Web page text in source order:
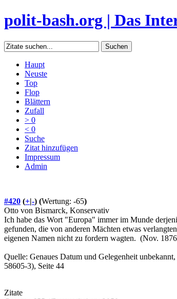
polit-bash.org | Das
Haupt
Neuste
Top
Flop
Blättern
Zufall
> 0
< 0
Suche
Zitat hinzufügen
Impressum
Admin
#420 (+|-) (Wertung: -65)
Otto von Bismarck, Konservativ
Ich habe das Wort "Europa" immer im Munde
gefunden, die von anderen Mächten etwas
eigenen Namen nicht zu fordern wagten. (Nov.
Quelle: Genaues Datum und Gelegenheit
58605-3), Seite 44
Zitate